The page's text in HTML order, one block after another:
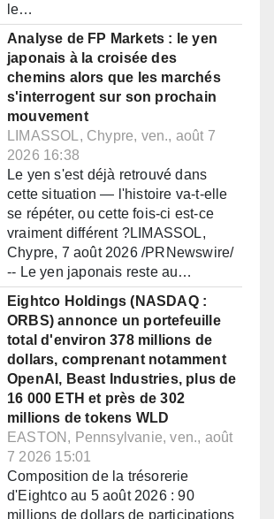
le…
Analyse de FP Markets : le yen
japonais à la croisée des
chemins alors que les marchés
s'interrogent sur son prochain
mouvement
LIMASSOL, Chypre, ven., août 7
2026 16:38
Le yen s'est déjà retrouvé dans
cette situation — l'histoire va-t-elle
se répéter, ou cette fois-ci est-ce
vraiment différent ?LIMASSOL,
Chypre, 7 août 2026 /PRNewswire/
-- Le yen japonais reste au…
Eightco Holdings (NASDAQ :
ORBS) annonce un portefeuille
total d'environ 378 millions de
dollars, comprenant notamment
OpenAI, Beast Industries, plus de
16 000 ETH et près de 302
millions de tokens WLD
EASTON, Pennsylvanie, ven., août
7 2026 15:01
Composition de la trésorerie
d'Eightco au 5 août 2026 : 90
millions de dollars de participations